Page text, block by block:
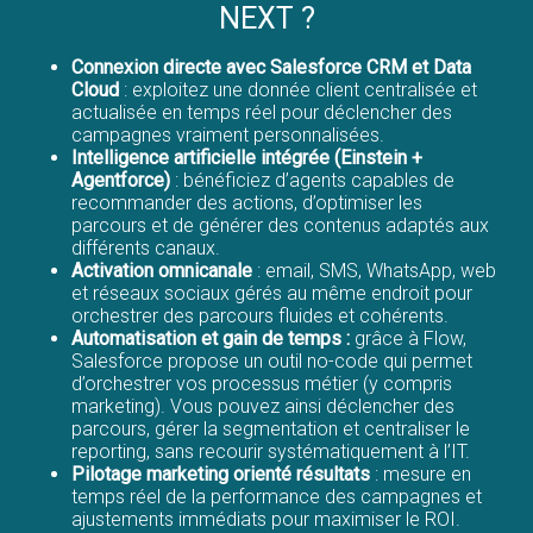
NEXT ?
Connexion directe avec Salesforce CRM et Data
Cloud : exploitez une donnée client centralisée et
actualisée en temps réel pour déclencher des
campagnes vraiment personnalisées.
Intelligence artificielle intégrée (Einstein +
Agentforce) : bénéficiez d’agents capables de
recommander des actions, d’optimiser les
parcours et de générer des contenus adaptés aux
différents canaux.
Activation omnicanale : email, SMS, WhatsApp, web
et réseaux sociaux gérés au même endroit pour
orchestrer des parcours fluides et cohérents.
Automatisation et gain de temps : grâce à Flow,
Salesforce propose un outil no-code qui permet
d’orchestrer vos processus métier (y compris
marketing). Vous pouvez ainsi déclencher des
parcours, gérer la segmentation et centraliser le
reporting, sans recourir systématiquement à l’IT.
Pilotage marketing orienté résultats : mesure en
temps réel de la performance des campagnes et
ajustements immédiats pour maximiser le ROI.